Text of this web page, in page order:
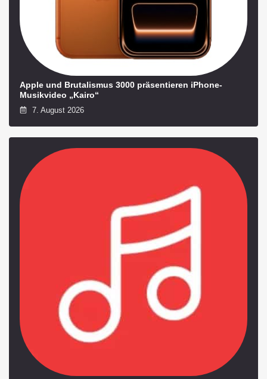
Apple und Brutalismus 3000 präsentieren iPhone-
Musikvideo „Kairo“
7. August 2026